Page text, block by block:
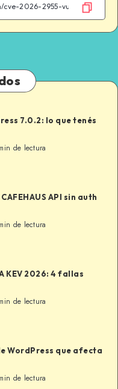
Email
WhatsApp
7.0.2: lo que tenés
de lectura
API sin auth
de lectura
KEV 2026: 4 fallas
de lectura
WordPress que afecta
de lectura